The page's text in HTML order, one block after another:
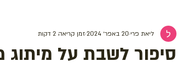
סיפור לשבת על
ליאת פרי 20 באפר׳ 2024 זמן קריאה 2 דקות